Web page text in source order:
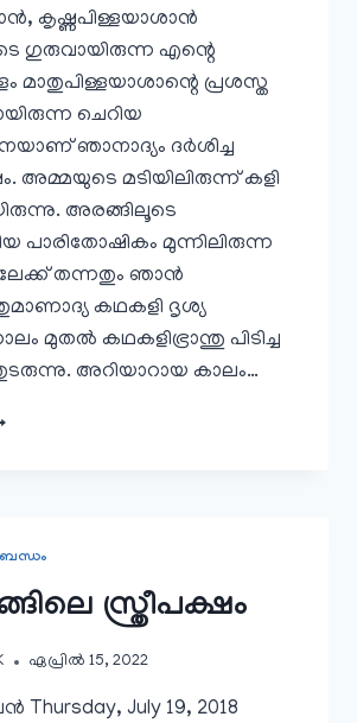
കൃഷ്ണപിള്ളയാശാൻ
ഗുരുവായിരുന്ന എന്റെ
മാതുപിള്ളയാശാന്റെ പ്രശസ്ത
ചെറിയ
ഞാനാദ്യം ദർശിച്ച
അമ്മയുടെ മടിയിലിരുന്ന് കളി
അരങ്ങിലൂടെ
പാരിതോഷികം മുന്നിലിരുന്ന
തന്നതും ഞാൻ
കഥകളി ദൃശ്യ
മുതൽ കഥകളിഭ്രാന്തു പിടിച്ച
അറിയാറായ കാലം…
സ്ത്രീപക്ഷം
ഏപ്രിൽ 15, 2022
Thursday, July 19, 2018